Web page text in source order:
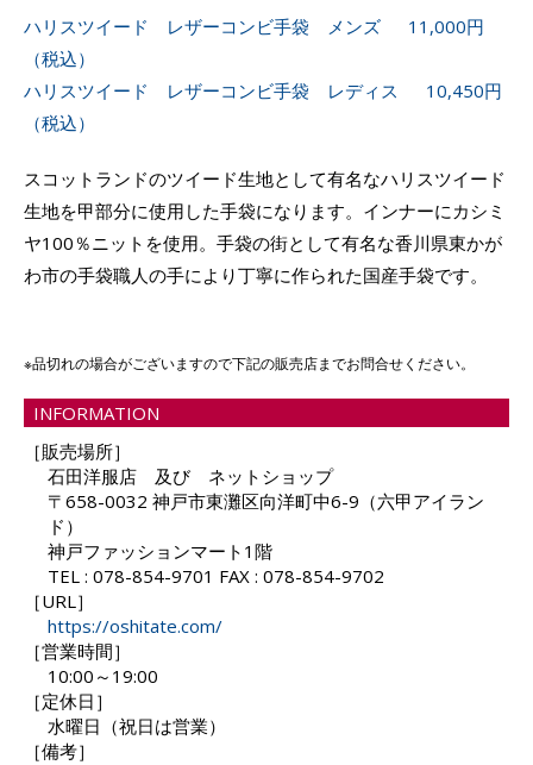
ハリスツイード レザーコンビ手袋 メンズ 11,000円
（税込）
ハリスツイード レザーコンビ手袋 レディス 10,450円
（税込）
スコットランドのツイード生地として有名なハリスツイード
生地を甲部分に使用した手袋になります。インナーにカシミ
ヤ100％ニットを使用。手袋の街として有名な香川県東かが
わ市の手袋職人の手により丁寧に作られた国産手袋です。
※品切れの場合がございますので下記の販売店までお問合せください。
INFORMATION
［販売場所］
石田洋服店 及び ネットショップ
〒658-0032 神戸市東灘区向洋町中6-9（六甲アイラン
ド）
神戸ファッションマート1階
TEL : 078-854-9701 FAX : 078-854-9702
［URL］
https://oshitate.com/
［営業時間］
10:00～19:00
［定休日］
水曜日（祝日は営業）
［備考］